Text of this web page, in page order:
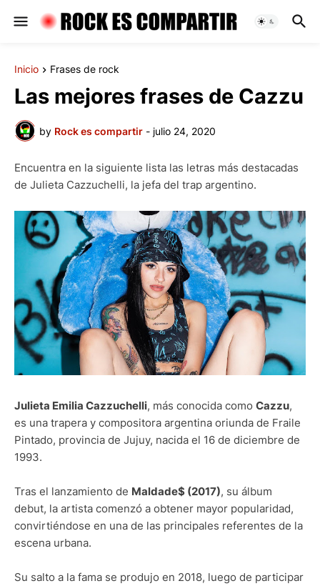
Inicio Frases de rock
Las mejores frases de Cazzu
by Rock es compartir - julio 24, 2020
Encuentra en la siguiente lista las letras más destacadas
de Julieta Cazzuchelli, la jefa del trap argentino.
Julieta Emilia Cazzuchelli, más conocida como Cazzu,
es una trapera y compositora argentina oriunda de Fraile
Pintado, provincia de Jujuy, nacida el 16 de diciembre de
1993.
Tras el lanzamiento de Maldade$ (2017), su álbum
debut, la artista comenzó a obtener mayor popularidad,
convirtiéndose en una de las principales referentes de la
escena urbana.
Su salto a la fama se produjo en 2018, luego de participar